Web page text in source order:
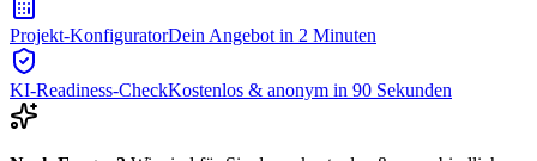
Projekt-KonfiguratorDein Angebot in 2 Minuten
KI-Readiness-CheckKostenlos & anonym in 90 Sekunden